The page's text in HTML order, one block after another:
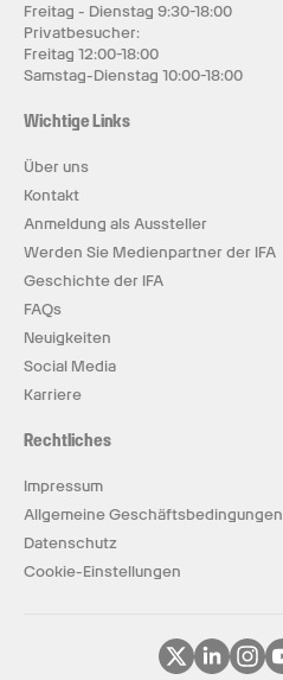
Freitag - Dienstag 9:30-18:00
Privatbesucher:
Freitag 12:00-18:00
Samstag-Dienstag 10:00-18:00
Wichtige Links
Über uns
Kontakt
Anmeldung als Aussteller
Werden Sie Medienpartner der IFA
Geschichte der IFA
FAQs
Neuigkeiten
Social Media
Karriere
Rechtliches
Impressum
Allgemeine Geschäftsbedingungen
Datenschutz
Cookie-Einstellungen